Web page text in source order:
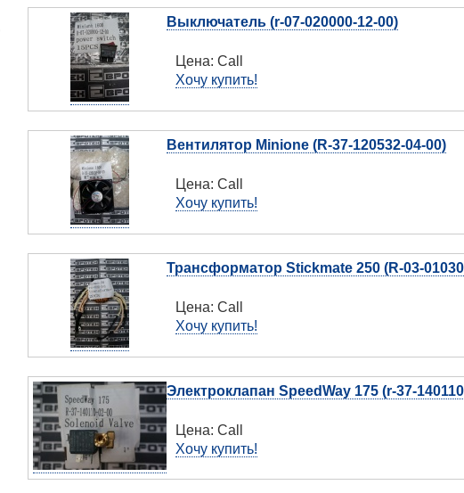
Выключатель (r-07-020000-12-00)
Цена: Call
Хочу купить!
Вентилятор Minione (R-37-120532-04-00)
Цена: Call
Хочу купить!
Трансформатор Stickmate 250 (R-03-
Цена: Call
Хочу купить!
Электроклапан SpeedWay 175 (r-37-
Цена: Call
Хочу купить!